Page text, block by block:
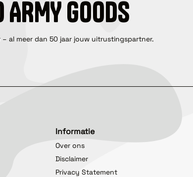
ARMY GOODS
al meer dan 50 jaar jouw uitrustingspartner.
Informatie
Over ons
Disclaimer
Privacy Statement